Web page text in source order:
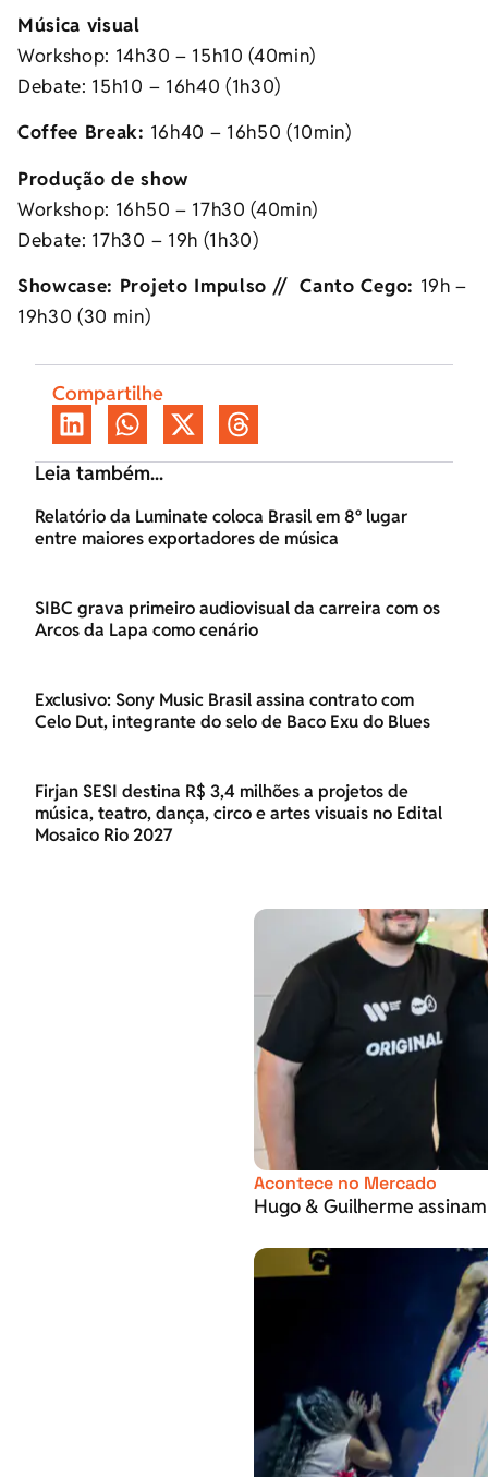
Música visual
Workshop: 14h30 – 15h10 (40min)
Debate: 15h10 – 16h40 (1h30)
Coffee Break: 16h40 – 16h50 (10min)
Produção de show
Workshop: 16h50 – 17h30 (40min)
Debate: 17h30 – 19h (1h30)
Showcase: Projeto Impulso // Canto Cego: 19h –
19h30 (30 min)
Compartilhe
Leia também...
Relatório da Luminate coloca Brasil em 8º lugar
entre maiores exportadores de música
SIBC grava primeiro audiovisual da carreira com os
Arcos da Lapa como cenário
Exclusivo: Sony Music Brasil assina contrato com
Celo Dut, integrante do selo de Baco Exu do Blues
Firjan SESI destina R$ 3,4 milhões a projetos de
música, teatro, dança, circo e artes visuais no Edital
Mosaico Rio 2027
Acontece no Mercado
Hugo & Guilherme